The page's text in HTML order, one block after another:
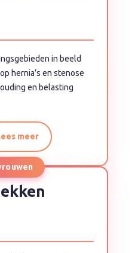
in beeld
hernia’s en stenose
en belasting
meer